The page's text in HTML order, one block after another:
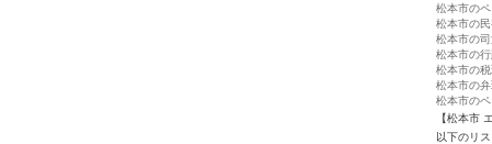
松本市の
松本市の
松本市の
松本市の
松本市の
松本市の
松本市の
【松本市
以下のリ